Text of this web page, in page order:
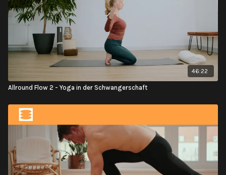
46:22
Allround Flow 2 - Yoga in der Schwangerschaft